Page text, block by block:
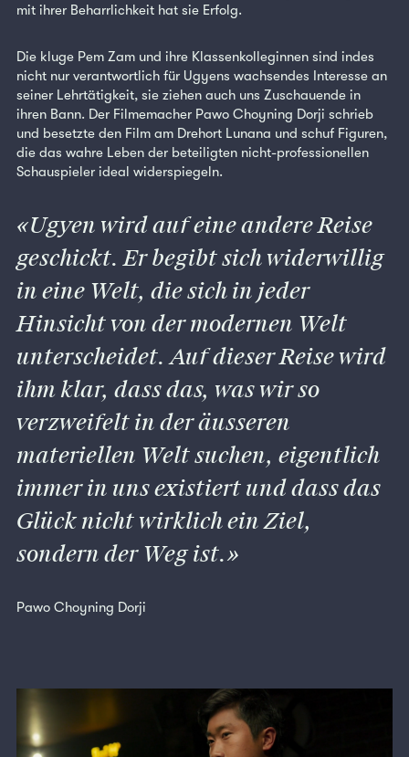
mit ihrer Beharrlichkeit hat sie Erfolg.
Die kluge Pem Zam und ihre Klassenkolleginnen sind indes
nicht nur verantwortlich für Ugyens wachsendes Interesse an
seiner Lehrtätigkeit, sie ziehen auch uns Zuschauende in
ihren Bann. Der Filmemacher Pawo Choyning Dorji schrieb
und besetzte den Film am Drehort Lunana und schuf Figuren,
die das wahre Leben der beteiligten nicht-professionellen
Schauspieler ideal widerspiegeln.
Ugyen wird auf eine andere Reise
geschickt. Er begibt sich widerwillig
in eine Welt, die sich in jeder
Hinsicht von der modernen Welt
unterscheidet. Auf dieser Reise wird
ihm klar, dass das, was wir so
verzweifelt in der äusseren
materiellen Welt suchen, eigentlich
immer in uns existiert und dass das
Glück nicht wirklich ein Ziel,
sondern der Weg ist.
Pawo Choyning Dorji